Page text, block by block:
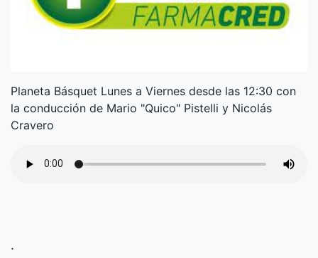
Planeta Básquet Lunes a Viernes desde las 12:30 con
la conducción de Mario "Quico" Pistelli y Nicolás
Cravero
.